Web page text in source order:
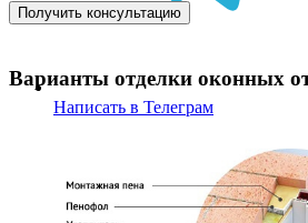
Написать в Телеграм
Получить консультацию
Варианты отделки оконных